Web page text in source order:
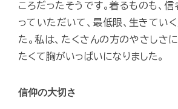
ころだったそうです。着るものも、
っていただいて、最低限、生きてい
た。私は、たくさんの方のやさしさ
たくて胸がいっぱいになりました。
信仰の大切さ